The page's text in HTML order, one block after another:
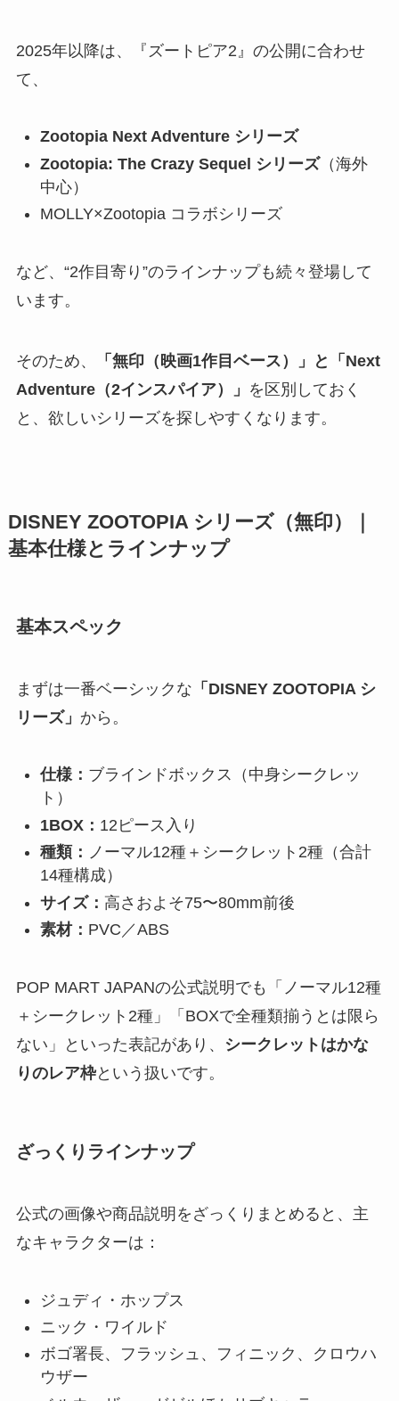
2025年以降は、『ズートピア2』の公開に合わせ
て、
Zootopia Next Adventure シリーズ
Zootopia: The Crazy Sequel シリーズ（海外
中心）
MOLLY×Zootopia コラボシリーズ
など、“2作目寄り”のラインナップも続々登場して
います。
そのため、
「無印（映画1作目ベース）」と「Next
Adventure（2インスパイア）」 を区別しておく
と、欲しいシリーズを探しやすくなります。
DISNEY ZOOTOPIA シリーズ（無印）｜
基本仕様とラインナップ
基本スペック
まずは一番ベーシックな 「DISNEY ZOOTOPIA シ
リーズ」 から。
仕様： ブラインドボックス（中身シークレッ
ト）
1BOX： 12ピース入り
種類： ノーマル12種＋シークレット2種（合計
14種構成）
サイズ： 高さおよそ75〜80mm前後
素材： PVC／ABS
POP MART JAPANの公式説明でも「ノーマル12種
＋シークレット2種」「BOXで全種類揃うとは限ら
ない」といった表記があり、
シークレットはかな
りのレア枠という扱いです。
ざっくりラインナップ
公式の画像や商品説明をざっくりまとめると、主
なキャラクターは：
ジュディ・ホップス
ニック・ワイルド
ボゴ署長、フラッシュ、フィニック、クロウハ
ウザー